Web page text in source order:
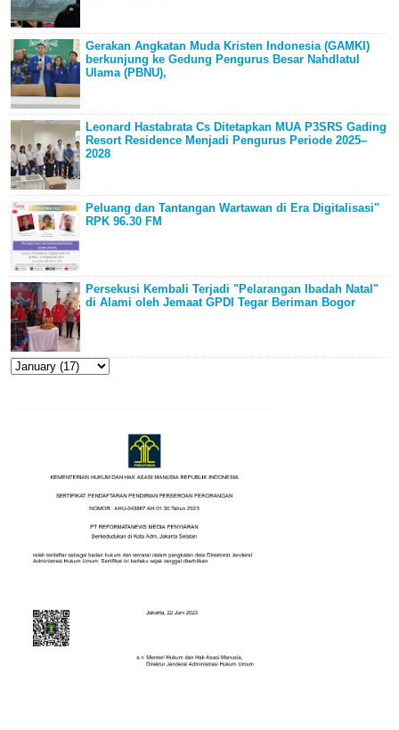
Gerakan Angkatan Muda Kristen Indonesia (GAMKI)
berkunjung ke Gedung Pengurus Besar Nahdlatul
Ulama (PBNU),
Leonard Hastabrata Cs Ditetapkan MUA P3SRS Gading
Resort Residence Menjadi Pengurus Periode 2025–
2028
Peluang dan Tantangan Wartawan di Era Digitalisasi"
RPK 96.30 FM
Persekusi Kembali Terjadi "Pelarangan Ibadah Natal"
di Alami oleh Jemaat GPDI Tegar Beriman Bogor